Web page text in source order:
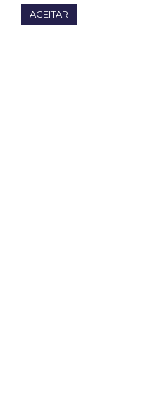
ACEITAR